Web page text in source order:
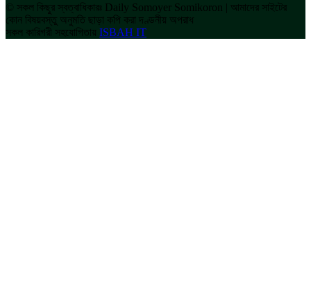
© সকল কিছুর স্বত্বাধিকারঃ Daily Somoyer Somikoron | আমাদের সাইটের
কোন বিষয়বস্তু অনুমতি ছাড়া কপি করা দণ্ডনীয় অপরাধ
সকল কারিগরী সহযোগিতায় ISBAH IT